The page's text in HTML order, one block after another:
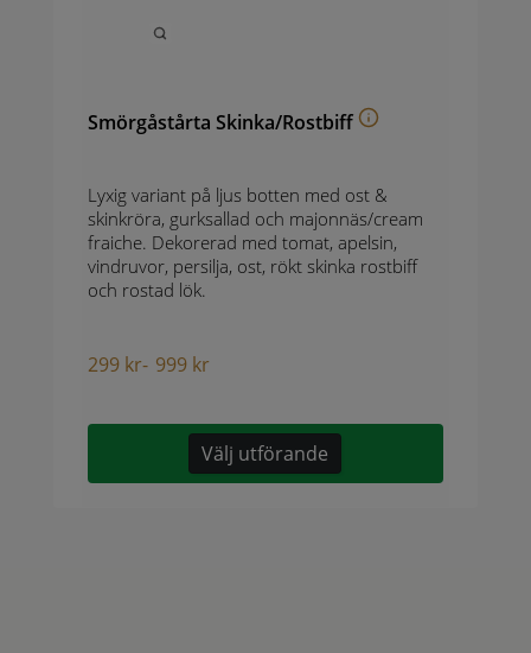
Smörgåstårta Skinka/Rostbiff
Lyxig variant på ljus botten med ost &
skinkröra, gurksallad och majonnäs/cream
fraiche. Dekorerad med tomat, apelsin,
vindruvor, persilja, ost, rökt skinka rostbiff
och rostad lök.
299 kr- 999 kr
Välj utförande